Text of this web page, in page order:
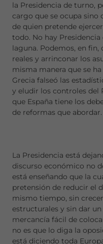
la Presidencia de turno,
cargo que se ocupa
de quien pretende
todo. No hay
laguna. Podemos, en
reales y arrinconar los
misma manera que se
Grecia falseó las
y eludir los controles del
que España tiene los
de reformas que abordar.
La Presidencia está
discurso económico no
está enseñando que la
pretensión de reducir el
mismo tiempo, sin
estructurales y sin dar un
mercancía fácil de
no es que lo diga la
está diciendo toda